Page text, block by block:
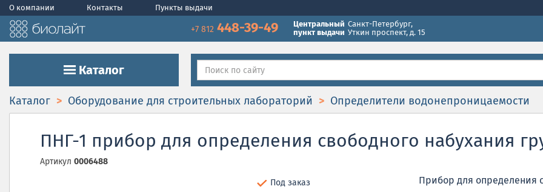
О компании Контакты Пункты выдачи
+7 812 448-39-49
Центральный
пункт выдачи
Санкт-Петербург,
Уткин проспект, д. 15
Каталог
Каталог Оборудование для строительных лабораторий Определители водонепроницаемости
ПНГ-1 прибор для определения свободного набухания
Артикул 0006488
Под заказ
Прибор для определения